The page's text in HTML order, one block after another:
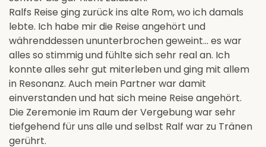
Ralfs Reise ging zurück ins alte Rom, wo ich damals
lebte. Ich habe mir die Reise angehört und
währenddessen ununterbrochen geweint... es war
alles so stimmig und fühlte sich sehr real an. Ich
konnte alles sehr gut miterleben und ging mit allem
in Resonanz. Auch mein Partner war damit
einverstanden und hat sich meine Reise angehört.
Die Zeremonie im Raum der Vergebung war sehr
tiefgehend für uns alle und selbst Ralf war zu Tränen
gerührt.